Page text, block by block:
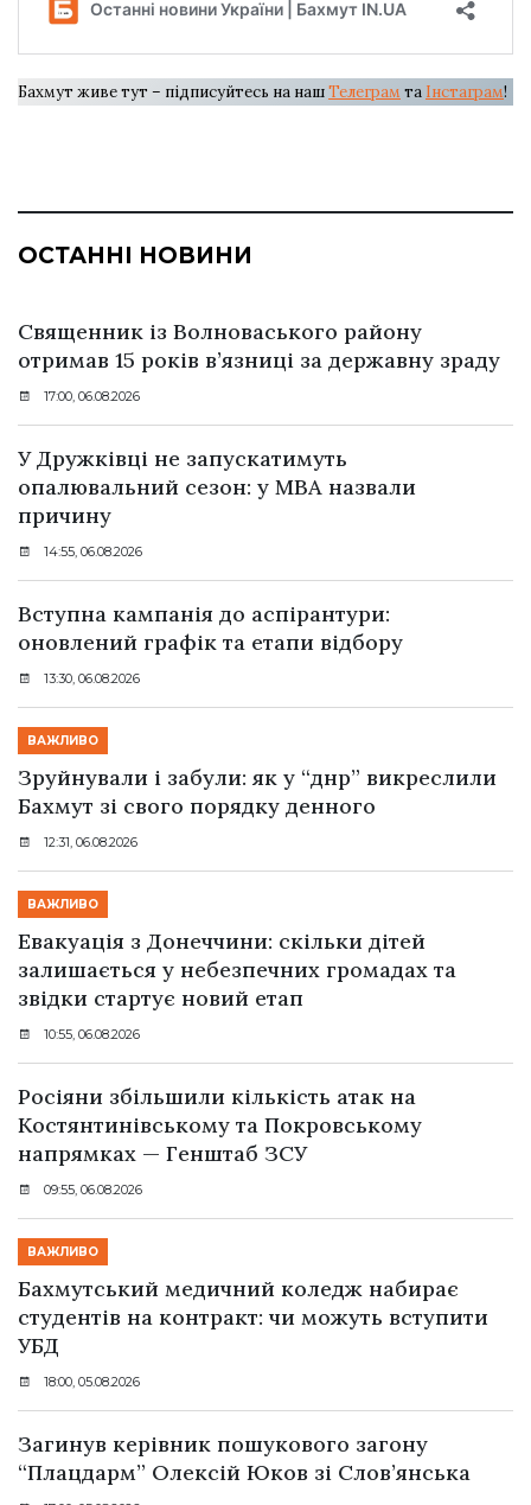
Бахмут живе тут – підписуйтесь на нашТелеграм та Інстаграм!
ОСТАННІ НОВИНИ
Священник із Волноваського району
отримав 15 років в’язниці за державну зраду
17:00, 06.08.2026
У Дружківці не запускатимуть
опалювальний сезон: у МВА назвали
причину
14:55, 06.08.2026
Вступна кампанія до аспірантури:
оновлений графік та етапи відбору
13:30, 06.08.2026
ВАЖЛИВО
Зруйнували і забули: як у “днр” викреслили
Бахмут зі свого порядку денного
12:31, 06.08.2026
ВАЖЛИВО
Евакуація з Донеччини: скільки дітей
залишається у небезпечних громадах та
звідки стартує новий етап
10:55, 06.08.2026
Росіяни збільшили кількість атак на
Костянтинівському та Покровському
напрямках — Генштаб ЗСУ
09:55, 06.08.2026
ВАЖЛИВО
Бахмутський медичний коледж набирає
студентів на контракт: чи можуть вступити
УБД
18:00, 05.08.2026
Загинув керівник пошукового загону
“Плацдарм” Олексій Юков зі Слов’янська